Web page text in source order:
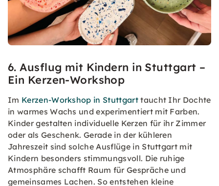
6. Ausflug mit Kindern in Stuttgart –
Ein Kerzen-Workshop
Im Kerzen-Workshop in Stuttgarttaucht Ihr Dochte
in warmes Wachs und experimentiert mit Farben.
Kinder gestalten individuelle Kerzen für ihr Zimmer
oder als Geschenk. Gerade in der kühleren
Jahreszeit sind solche Ausflüge in Stuttgart mit
Kindern besonders stimmungsvoll. Die ruhige
Atmosphäre schafft Raum für Gespräche und
gemeinsames Lachen. So entstehen kleine